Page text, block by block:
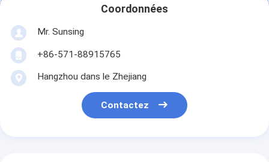
Coordonnées
Mr. Sunsing
+86-571-88915765
Hangzhou dans le Zhejiang
Contactez